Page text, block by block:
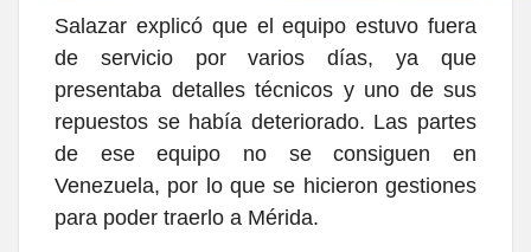
Salazar explicó que el equipo estuvo fuera
de servicio por varios días, ya que
presentaba detalles técnicos y uno de sus
repuestos se había deteriorado. Las partes
de ese equipo no se consiguen en
Venezuela, por lo que se hicieron gestiones
para poder traerlo a Mérida.